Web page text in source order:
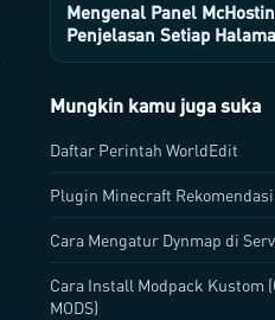
Mengenal Panel
Penjelasan Setiap
Mungkin kamu juga suka
Daftar Perintah WorldEdit
Plugin Minecraft Rekomendasi
Cara Mengatur Dynmap di
Cara Install Modpack Kustom
MODS)